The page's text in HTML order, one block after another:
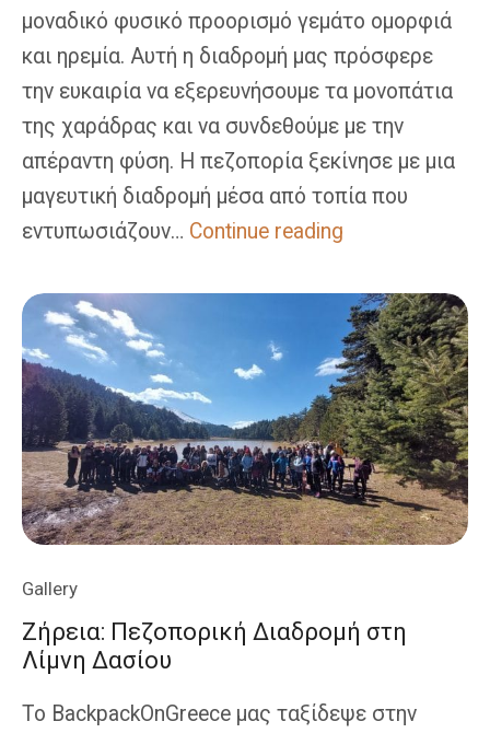
μοναδικό φυσικό προορισμό γεμάτο ομορφιά
και ηρεμία. Αυτή η διαδρομή μας πρόσφερε
την ευκαιρία να εξερευνήσουμε τα μονοπάτια
της χαράδρας και να συνδεθούμε με την
απέραντη φύση. Η πεζοπορία ξεκίνησε με μια
μαγευτική διαδρομή μέσα από τοπία που
εντυπωσιάζουν… Continue reading
Στη
Μαγευτική
Χαράδρα
Της
Ζήρειας
Gallery
Ζήρεια: Πεζοπορική Διαδρομή στη
Λίμνη Δασίου
Το BackpackOnGreece μας ταξίδεψε στην